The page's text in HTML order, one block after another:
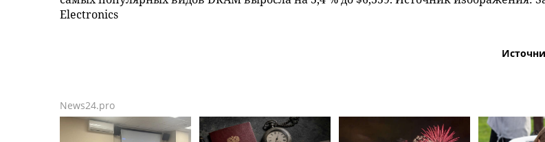
Electronics
News24.pro